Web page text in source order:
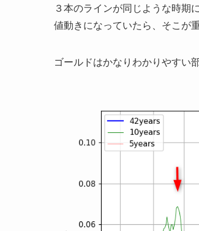
３本のラインが同じような時期
値動きになっていたら、そこが
ゴールドはかなりわかりやすい